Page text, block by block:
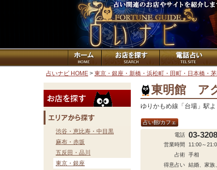
占いナビ HOME > 東京・銀座・新橋・浜松町・田町・日本橋・
渋谷・恵比寿・中目黒
麻布・赤坂
五反田・品川
東京・銀座
東明館 ア
ゆりかもめ線「台場」駅
占い館/カフェ
電話 03-
営業時間
11:00～
占術 手相
得意占い 結婚、家族